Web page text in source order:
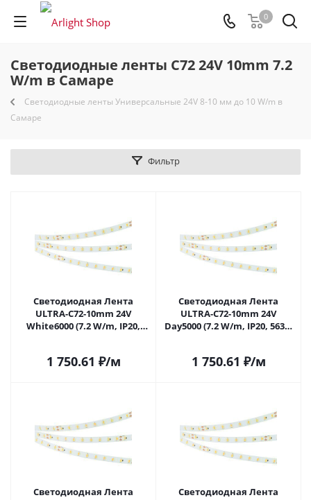
0
Светодиодные ленты C72 24V 10mm 7.2
W/m в Самаре
Светодиодные ленты Универсальные 24V 8-10 мм до 10 W/m в
Самаре
Фильтр
Светодиодная Лента
ULTRA-C72-10mm 24V
White6000 (7.2 W/m, IP20,
в Самаре
1 750.61 ₽/м
Светодиодная Лента
ULTRA-C72-10mm 24V
Day5000 (7.2 W/m, IP20, 5630,
1 750.61 ₽/м
Светодиодная Лента
Светодиодная Лента